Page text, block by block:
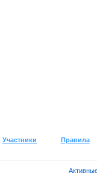
Участники Правила